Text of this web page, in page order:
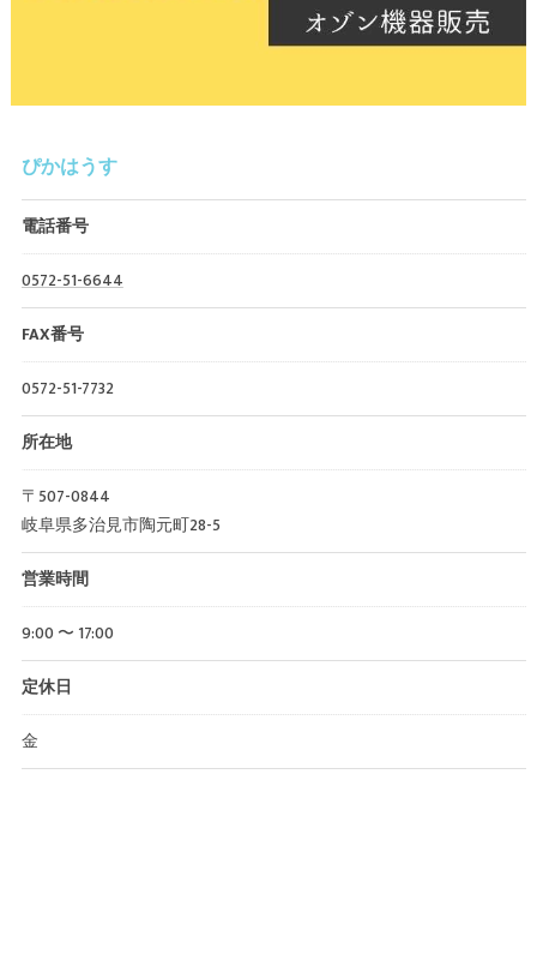
ぴかはうす
電話番号
0572-51-6644
FAX番号
0572-51-7732
所在地
〒507-0844
岐阜県多治見市陶元町28-5
営業時間
9:00 〜 17:00
定休日
金